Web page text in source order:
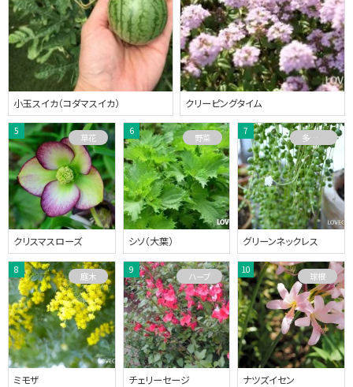
小玉スイカ（コダマスイカ） クリーピングタイム
クリスマスローズ
草花
シソ（大葉）
野菜
グリーンネックレス
多肉植物
ミモザ
庭木
チェリーセージ
ハーブ
ナツズイセン
球根